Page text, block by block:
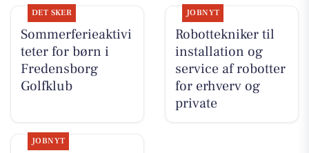
DET SKER
Sommerferieaktivi
teter for børn i
Fredensborg
Golfklub
JOBNYT
Robottekniker til
installation og
service af robotter
for erhverv og
private
JOBNYT